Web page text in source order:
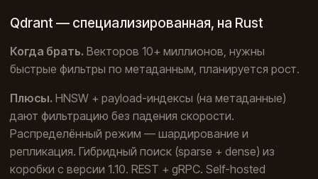
Qdrant — специализированная, на Rust
Когда брать. Векторов 10+ миллионов, нужны
быстрые фильтры по метаданным, планируется рост.
Плюсы. HNSW + payload-индексы (на метаданные)
дают фильтрацию без падения скорости.
Распределённый режим — шардирование и
репликация. Гибридный поиск (sparse + dense) из
коробки с версии 1.10. REST + gRPC. Self-hosted